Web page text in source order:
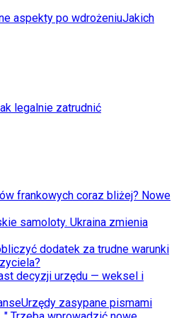
aspekty po wdrożeniuJakich
legalnie zatrudnić
frankowych coraz bliżej? Nowe
samoloty. Ukraina zmienia
dodatek za trudne warunki
decyzji urzędu — weksel i
Urzędy zasypane pismami